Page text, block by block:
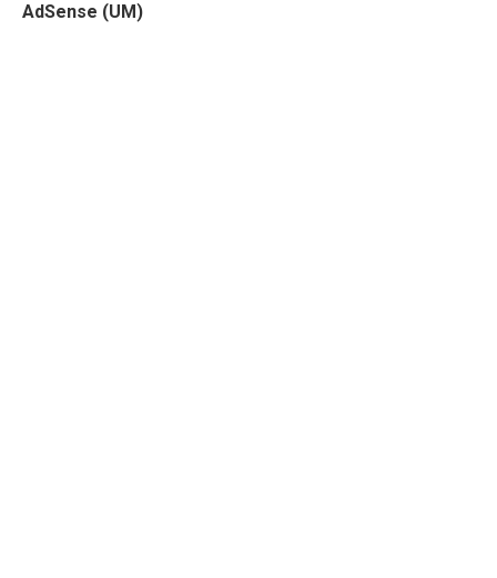
AdSense (UM)